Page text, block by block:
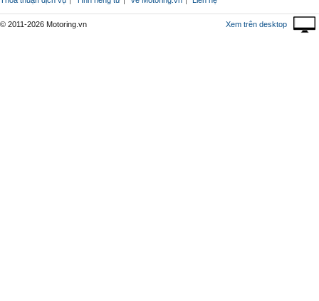
© 2011-2026 Motoring.vn Xem trên desktop